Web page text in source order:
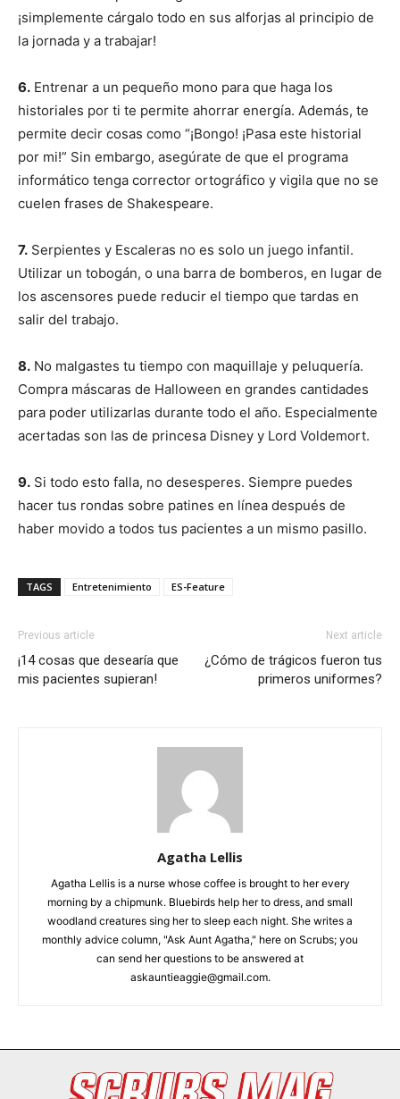
I WANT IN
I've read and accept the Privacy Policy
¡simplemente cárgalo todo en sus alforjas al principio de
la jornada y a trabajar!
6. Entrenar a un pequeño mono para que haga los
historiales por ti te permite ahorrar energía. Además, te
permite decir cosas como “¡Bongo! ¡Pasa este historial
por mi!” Sin embargo, asegúrate de que el programa
informático tenga corrector ortográfico y vigila que no se
cuelen frases de Shakespeare.
7. Serpientes y Escaleras no es solo un juego infantil.
Utilizar un tobogán, o una barra de bomberos, en lugar de
los ascensores puede reducir el tiempo que tardas en
salir del trabajo.
8. No malgastes tu tiempo con maquillaje y peluquería.
Compra máscaras de Halloween en grandes cantidades
para poder utilizarlas durante todo el año. Especialmente
acertadas son las de princesa Disney y Lord Voldemort.
9. Si todo esto falla, no desesperes. Siempre puedes
hacer tus rondas sobre patines en línea después de
haber movido a todos tus pacientes a un mismo pasillo.
TAGS Entretenimiento ES-Feature
Previous article
¡14 cosas que desearía que
mis pacientes supieran!
Next article
¿Cómo de trágicos fueron tus
primeros uniformes?
Agatha Lellis
Agatha Lellis is a nurse whose coffee is brought to her every
morning by a chipmunk. Bluebirds help her to dress, and small
woodland creatures sing her to sleep each night. She writes a
monthly advice column, "Ask Aunt Agatha," here on Scrubs; you
can send her questions to be answered at
askauntieaggie@gmail.com.